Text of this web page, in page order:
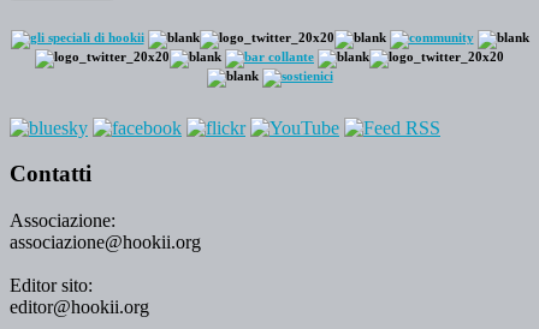
Contatti
Associazione:
associazione@hookii.org
Editor sito:
editor@hookii.org